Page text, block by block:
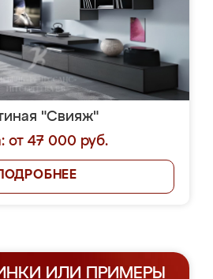
"Свияж"
от 47 000 руб.
ИЛИ ПРИМЕРЫ